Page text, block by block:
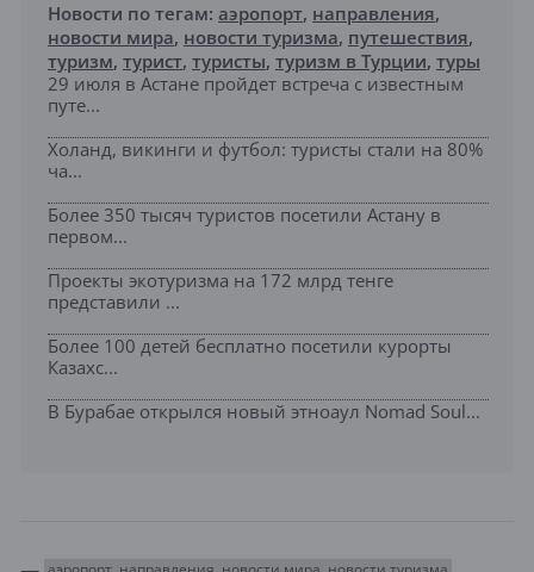
Новости по тегам: аэропорт, направления,
новости мира, новости туризма, путешествия,
туризм, турист, туристы, туризм в Турции, туры
29 июля в Астане пройдет встреча с известным
путе...
Холанд, викинги и футбол: туристы стали на 80%
ча...
Более 350 тысяч туристов посетили Астану в
первом...
Проекты экотуризма на 172 млрд тенге
представили ...
Более 100 детей бесплатно посетили курорты
Казахс...
В Бурабае открылся новый этноаул Nomad Soul...